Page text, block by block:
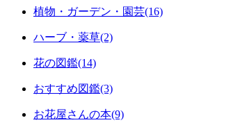
植物・ガーデン・園芸(16)
ハーブ・薬草(2)
花の図鑑(14)
おすすめ図鑑(3)
お花屋さんの本(9)